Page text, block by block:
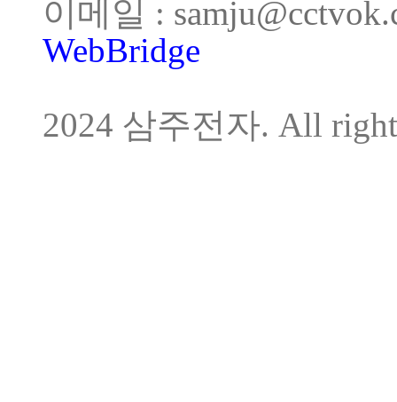
이메일 :
WebBridge
2024 삼주전자. All